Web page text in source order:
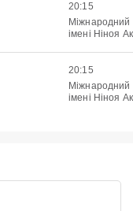
20:15
Міжнародний
імені Ніноя
20:15
Міжнародний
імені Ніноя